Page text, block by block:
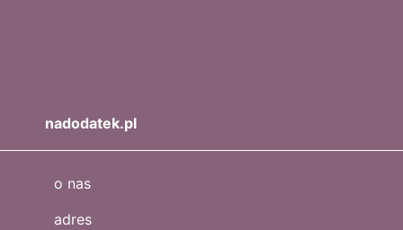
nadodatek.pl
o nas
adres